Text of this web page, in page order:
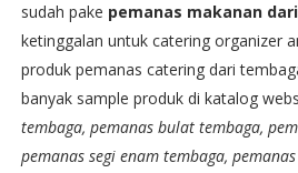
sudah pake pemanas makanan
ketinggalan untuk catering organizer
produk pemanas catering dari
banyak sample produk di katalog
tembaga, pemanas bulat tembaga,
pemanas segi enam tembaga,